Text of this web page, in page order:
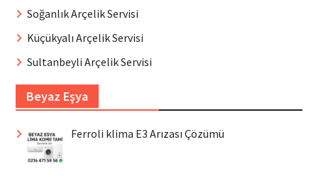
Soğanlık Arçelik Servisi
Küçükyalı Arçelik Servisi
Sultanbeyli Arçelik Servisi
Beyaz Eşya
Ferroli klima E3 Arızası Çözümü